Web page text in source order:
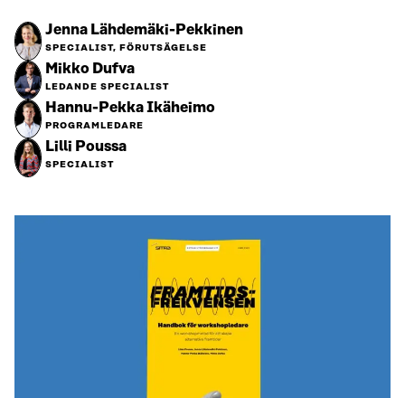
Jenna Lähdemäki-Pekkinen
SPECIALIST, FÖRUTSÄGELSE
Mikko Dufva
LEDANDE SPECIALIST
Hannu-Pekka Ikäheimo
PROGRAMLEDARE
Lilli Poussa
SPECIALIST